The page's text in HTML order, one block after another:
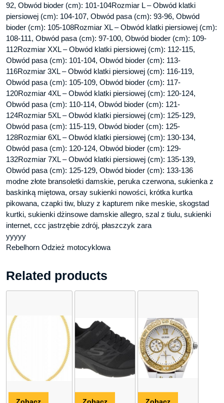
92, Obwód bioder (cm): 101-104Rozmiar L – Obwód klatki
piersiowej (cm): 104-107, Obwód pasa (cm): 93-96, Obwód
bioder (cm): 105-108Rozmiar XL – Obwód klatki piersiowej (cm):
108-111, Obwód pasa (cm): 97-100, Obwód bioder (cm): 109-
112Rozmiar XXL – Obwód klatki piersiowej (cm): 112-115,
Obwód pasa (cm): 101-104, Obwód bioder (cm): 113-
116Rozmiar 3XL – Obwód klatki piersiowej (cm): 116-119,
Obwód pasa (cm): 105-109, Obwód bioder (cm): 117-
120Rozmiar 4XL – Obwód klatki piersiowej (cm): 120-124,
Obwód pasa (cm): 110-114, Obwód bioder (cm): 121-
124Rozmiar 5XL – Obwód klatki piersiowej (cm): 125-129,
Obwód pasa (cm): 115-119, Obwód bioder (cm): 125-
128Rozmiar 6XL – Obwód klatki piersiowej (cm): 130-134,
Obwód pasa (cm): 120-124, Obwód bioder (cm): 129-
132Rozmiar 7XL – Obwód klatki piersiowej (cm): 135-139,
Obwód pasa (cm): 125-129, Obwód bioder (cm): 133-136
modne złote bransoletki damskie, peruka czerwona, sukienka z
baskinką miętowa, orsay sukienki nowości, krótka kurtka
pikowana, czapki tiw, bluzy z kapturem nike meskie, skogstad
kurtki, sukienki dżinsowe damskie allegro, szal z tiulu, sukienki
internet, ccc jastrzębie zdrój, płaszczyk zara
yyyyy
Rebelhorn Odzież motocyklowa
Related products